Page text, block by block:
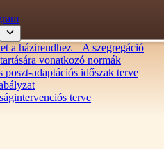
a házirendhez – A szegregáció
vonatkozó normák
poszt-adaptációs időszak terve
terve